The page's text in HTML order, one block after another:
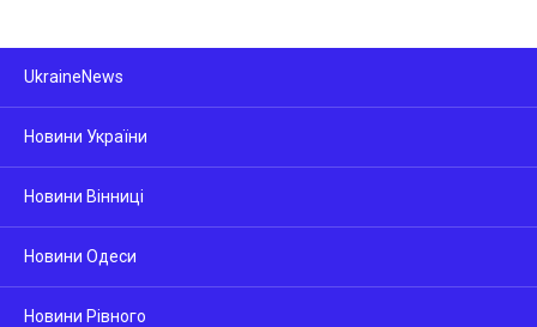
UkraineNews
Новини України
Новини Вінниці
Новини Одеси
Новини Рівного